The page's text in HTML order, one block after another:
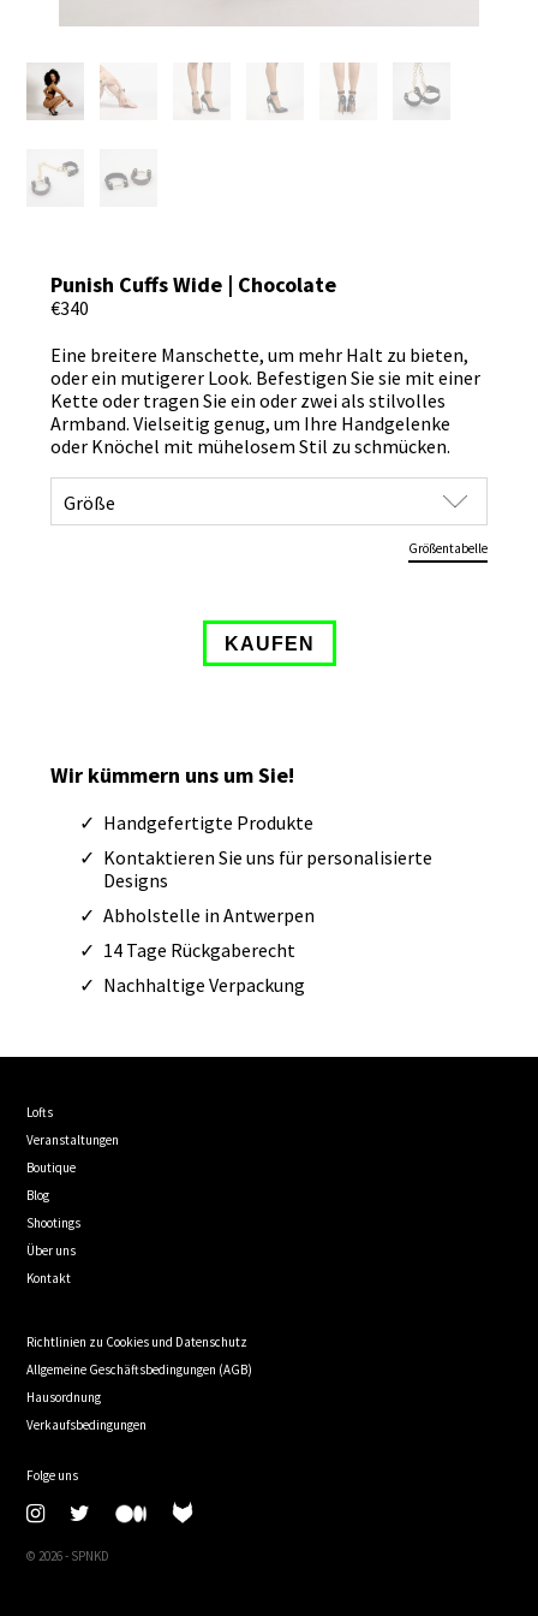
Punish Cuffs Wide | Chocolate
€340
Eine breitere Manschette, um mehr Halt zu bieten,
oder ein mutigerer Look. Befestigen Sie sie mit einer
Kette oder tragen Sie ein oder zwei als stilvolles
Armband. Vielseitig genug, um Ihre Handgelenke
oder Knöchel mit mühelosem Stil zu schmücken.
Größentabelle
Wir kümmern uns um Sie!
Handgefertigte Produkte
Kontaktieren Sie uns für personalisierte
Designs
Abholstelle in Antwerpen
14 Tage Rückgaberecht
Nachhaltige Verpackung
Lofts
Veranstaltungen
Boutique
Blog
Shootings
Über uns
Kontakt
Richtlinien zu Cookies und Datenschutz
Allgemeine Geschäftsbedingungen (AGB)
Hausordnung
Verkaufsbedingungen
Folge uns
© 2026 - SPNKD